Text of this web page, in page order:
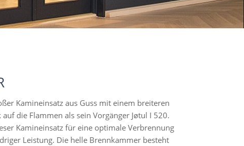
Kamineinsatz aus Guss mit einem breiteren
die Flammen als sein Vorgänger Jøtul I 520.
Kamineinsatz für eine optimale Verbrennung
Leistung. Die helle Brennkammer besteht